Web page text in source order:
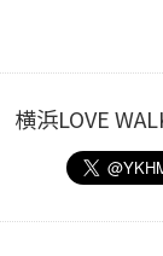
横浜LOVE